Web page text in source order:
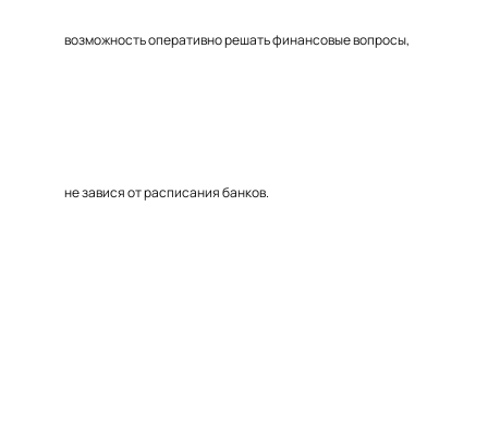
возможность оперативно решать финансовые вопросы,
не завися от расписания банков.